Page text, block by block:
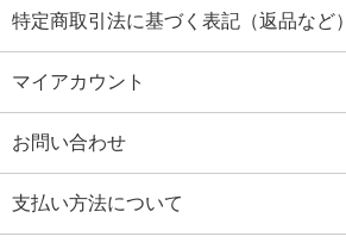
特定商取引法に基づく表記（返品など）
マイアカウント
お問い合わせ
支払い方法について